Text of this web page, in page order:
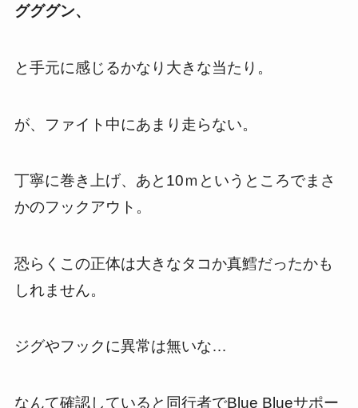
グググン、
と手元に感じるかなり大きな当たり。
が、ファイト中にあまり走らない。
丁寧に巻き上げ、あと10ｍというところでまさ
かのフックアウト。
恐らくこの正体は大きなタコか真鱈だったかも
しれません。
ジグやフックに異常は無いな…
なんて確認していると同行者でBlue Blueサポー